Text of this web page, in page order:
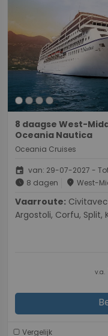
8 daagse West-
Oceania Nautica
Oceania Cruises
event van: 29-07-2027 -
schedule 8 dagen place West-
Vaarroute:
Argostoli, Corfu, Split,
v.a.
Vergelijk